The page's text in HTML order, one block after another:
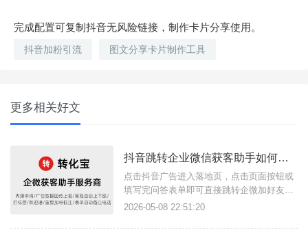
完成配置可复制抖音无风险链接，制作卡片分享使用。
抖音加粉引流 图文分享卡片制作工具
更多相关好文
抖音跳转企业微信获客助手如何搭建落地页？
点击抖音广告进入落地页，点击页面按钮或
填写完问答表单即可直接跳转企微加好友页
面，这样的广告引流方案是如何实现的？其
地页搭建功能即可，获客助手支持任意场景
2026-05-08 22:51:20